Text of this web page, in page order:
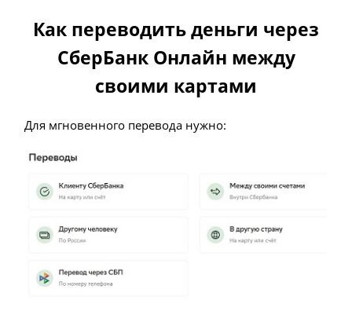
Как переводить деньги через
СберБанк Онлайн между
своими картами
Для мгновенного перевода нужно: